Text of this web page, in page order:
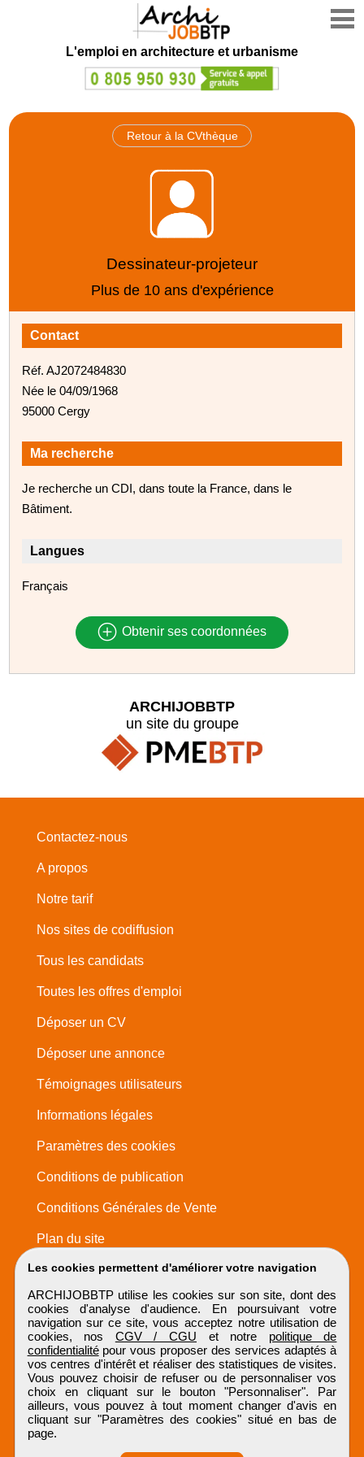
L'emploi en architecture et urbanisme
Retour à la CVthèque
Dessinateur-projeteur
Plus de 10 ans d'expérience
Contact
Réf. AJ2072484830
Née le 04/09/1968
95000 Cergy
Ma recherche
Je recherche un CDI, dans toute la France, dans le
Bâtiment.
Langues
Français
Obtenir ses coordonnées
Les cookies permettent d'améliorer votre navigation
ARCHIJOBBTP utilise les cookies sur son site, dont des
cookies d'analyse d'audience. En poursuivant votre
navigation sur ce site, vous acceptez notre utilisation de
cookies, nos CGV / CGU et notre politique de
confidentialitépour vous proposer des services adaptés à
vos centres d'intérêt et réaliser des statistiques de visites.
Vous pouvez choisir de refuser ou de personnaliser vos
choix en cliquant sur le bouton "Personnaliser". Par
ailleurs, vous pouvez à tout moment changer d'avis en
cliquant sur "Paramètres des cookies" situé en bas de
page.
ARCHIJOBBTP
un site du groupe
Contactez-nous
A propos
Notre tarif
Nos sites de codiffusion
Tous les candidats
Toutes les offres d'emploi
Déposer un CV
Déposer une annonce
Témoignages utilisateurs
Informations légales
Paramètres des cookies
Conditions de publication
Conditions Générales de Vente
Plan du site